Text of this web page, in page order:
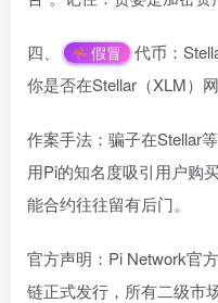
四、 假冒
代币：
你是否在Stellar（XLM）
作案手法：骗子在Stellar
用Pi的知名度吸引用户购
能合约往往留有后门。
官方声明：Pi Network官
链正式发行，所有二级市